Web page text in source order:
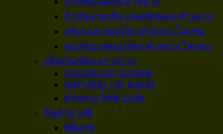
น้ำมันนวดเส้น เสลดพังพอน คำหลวง
ครีมนวด สมุนไพร คำหลวง ไคเซน
สเปรย์นวดสมุนไพร คำหลวง ไคเซน
ผลิตภัณฑ์ดูเเลร่างกาย
SUGAR LIP SCRUB
NATURAL LIP BALM
คำหลวง ริซซ์ บาล์ม
สินค้าขายดี
ดีท็อกซ์